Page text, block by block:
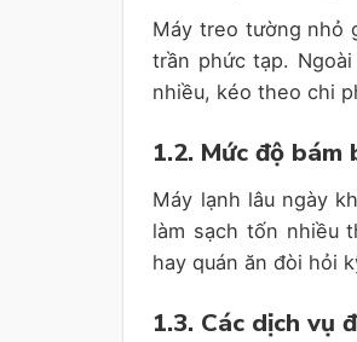
Máy treo tường nhỏ
trần phức tạp.
nhiều, kéo theo chi
1.2. Mức độ
Máy lạnh lâu ngày
làm sạch tốn nhiều
hay quán ăn đòi hỏi
1.3. Các dịch vụ